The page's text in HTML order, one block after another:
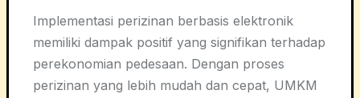
Implementasi perizinan berbasis elektronik
memiliki dampak positif yang signifikan terhadap
perekonomian pedesaan. Dengan proses
perizinan yang lebih mudah dan cepat, UMKM